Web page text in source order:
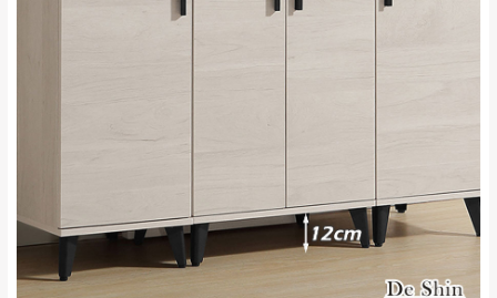
NT$500元
$ 9,000以下：
配送天數：5~14天
到貨時間：指定送貨日當天以電話聯絡確認
機當天到貨前皆會再與您通知，讓你不用整
若您選擇三聯式或索取兩聯式發票，發票將於商品
完成出貨15個工作天另行寄出，另外約加上2~7個
工作天內送達，如遇國定假日將順延寄送。